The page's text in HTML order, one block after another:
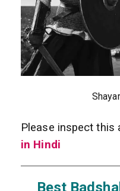
Please inspect this
in Hindi
Best